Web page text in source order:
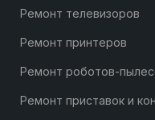
Ремонт телевизоров
Ремонт принтеров
Ремонт роботов-
Ремонт приставок и